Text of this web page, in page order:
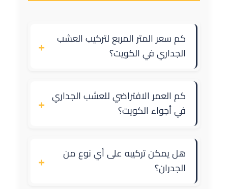
كم سعر المتر المربع لتركيب العشب
الجداري في الكويت؟
+
كم العمر الافتراضي للعشب الجداري
في أجواء الكويت؟
+
هل يمكن تركيبه على أي نوع من
الجدران؟
+